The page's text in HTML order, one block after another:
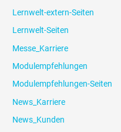
Lernwelt-extern-Seiten
Lernwelt-Seiten
Messe_Karriere
Modulempfehlungen
Modulempfehlungen-Seiten
News_Karriere
News_Kunden